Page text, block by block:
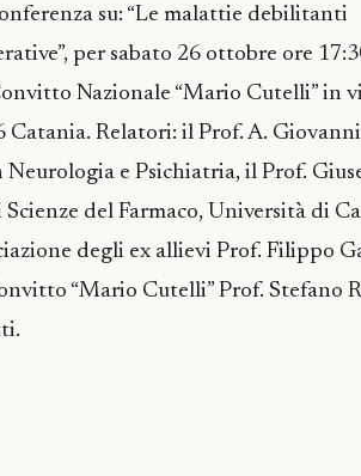
su: “Le malattie debilitanti
per sabato 26 ottobre ore
Nazionale “Mario Cutelli” in
Catania. Relatori: il Prof. A.
Neurologia e Psichiatria, il Prof.
del Farmaco, Università di
degli ex allievi Prof. Filippo
“Mario Cutelli” Prof. Stefano